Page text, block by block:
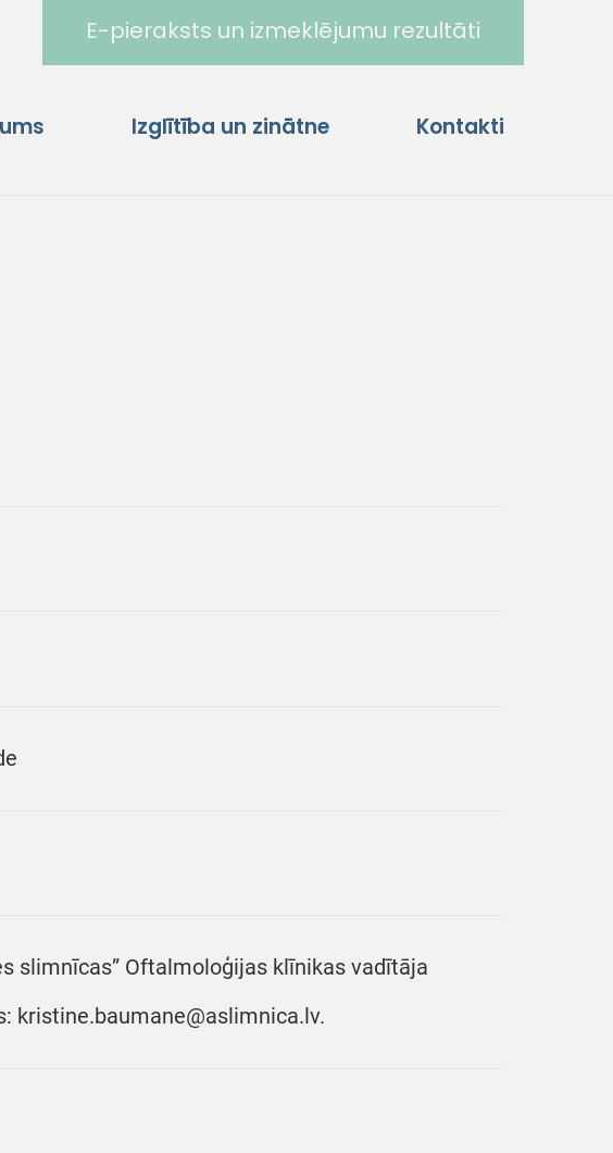
E-pieraksts un izmeklējumu rezultāti
Izglītība un zinātne Kontakti
slimnīcas” Oftalmoloģijas klīnikas vadītāja
kristine.baumane@aslimnica.lv.